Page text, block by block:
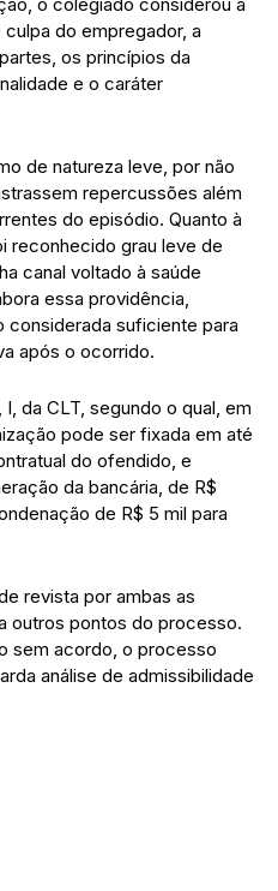
do empregador, a
os princípios da
e o caráter
de natureza leve, por não
repercussões além
do episódio. Quanto à
reconhecido grau leve de
canal voltado à saúde
essa providência,
considerada suficiente para
após o ocorrido.
da CLT, segundo o qual, em
pode ser fixada em até
do ofendido, e
da bancária, de R$
de R$ 5 mil para
revista por ambas as
outros pontos do processo.
sem acordo, o processo
análise de admissibilidade